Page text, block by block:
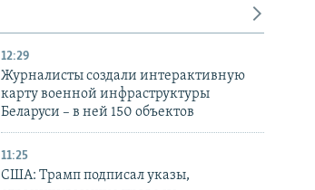
12:29
Журналисты создали интерактивную
карту военной инфраструктуры
Беларуси – в ней 150 объектов
11:25
США: Трамп подписал указы,